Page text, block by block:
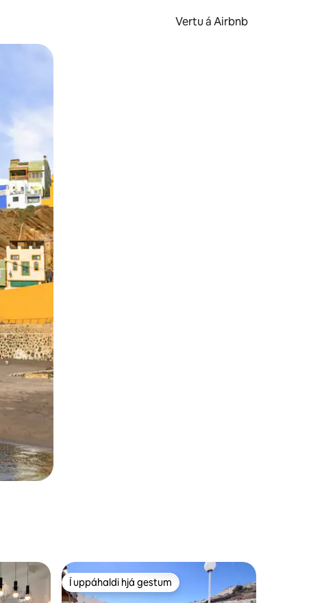
Vertu á Airbnb
Í uppáhaldi hjá gestum
Í uppáhaldi hjá gestum